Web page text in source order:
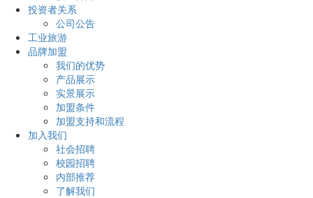
投资者关系
公司公告
工业旅游
品牌加盟
我们的优势
产品展示
实景展示
加盟条件
加盟支持和流程
加入我们
社会招聘
校园招聘
内部推荐
了解我们